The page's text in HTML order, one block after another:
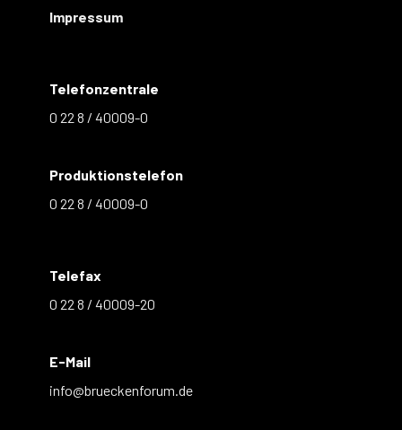
Impressum
Telefonzentrale
0 22 8 / 40009-0
Produktionstelefon
0 22 8 / 40009-0
Telefax
0 22 8 / 40009-20
E-Mail
info@brueckenforum.de